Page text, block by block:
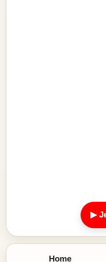
▶
Home